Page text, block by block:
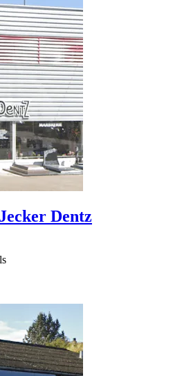
Dentz